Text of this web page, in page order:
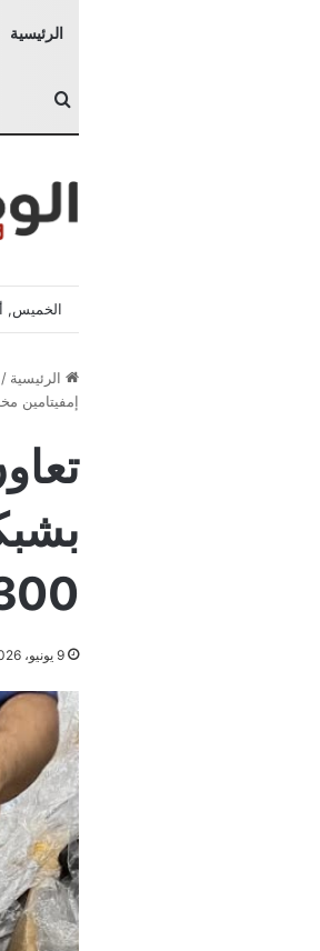
الرئيسية
بحث عن
الخميس,
الرئيسية /
إمفيتامين
267,300
9 يونيو، 2026